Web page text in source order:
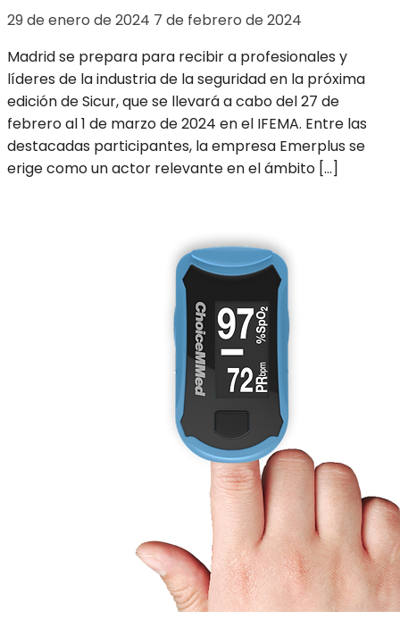
29 de enero de 2024 7 de febrero de 2024
Madrid se prepara para recibir a profesionales y
líderes de la industria de la seguridad en la próxima
edición de Sicur, que se llevará a cabo del 27 de
febrero al 1 de marzo de 2024 en el IFEMA. Entre las
destacadas participantes, la empresa Emerplus se
erige como un actor relevante en el ámbito […]